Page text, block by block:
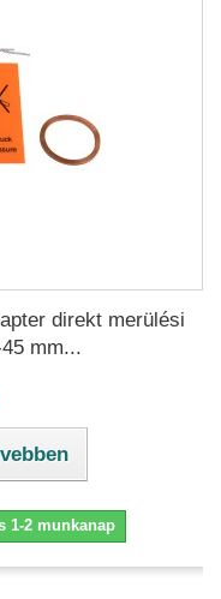
direkt merülési
mm...
1-2 munkanap